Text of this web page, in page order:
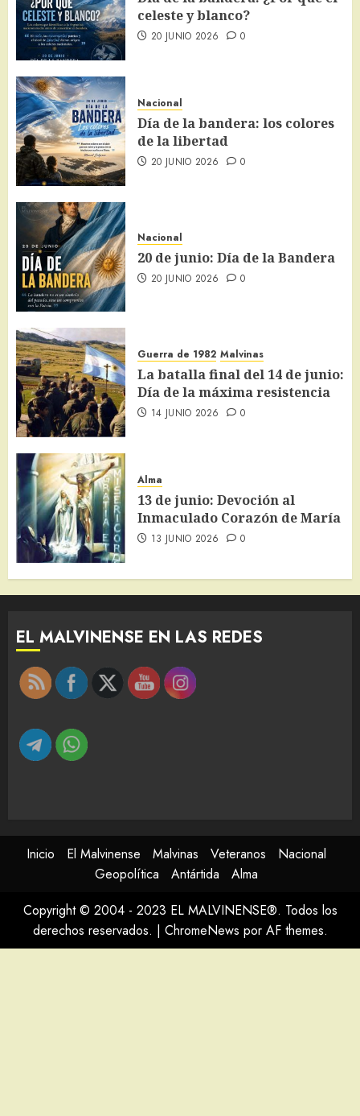
celeste y blanco?
20 JUNIO 2026 0
Nacional
Día de la bandera: los colores
de la libertad
20 JUNIO 2026 0
Nacional
20 de junio: Día de la Bandera
20 JUNIO 2026 0
Guerra de 1982 Malvinas
La batalla final del 14 de junio:
Día de la máxima resistencia
14 JUNIO 2026 0
Alma
13 de junio: Devoción al
Inmaculado Corazón de María
13 JUNIO 2026 0
EL MALVINENSE EN LAS REDES
Inicio El Malvinense Malvinas Veteranos
Nacional
Geopolítica
Antártida
Alma
Copyright © 2004 - 2023 EL MALVINENSE®. Todos los
derechos reservados. | ChromeNews por AF themes.